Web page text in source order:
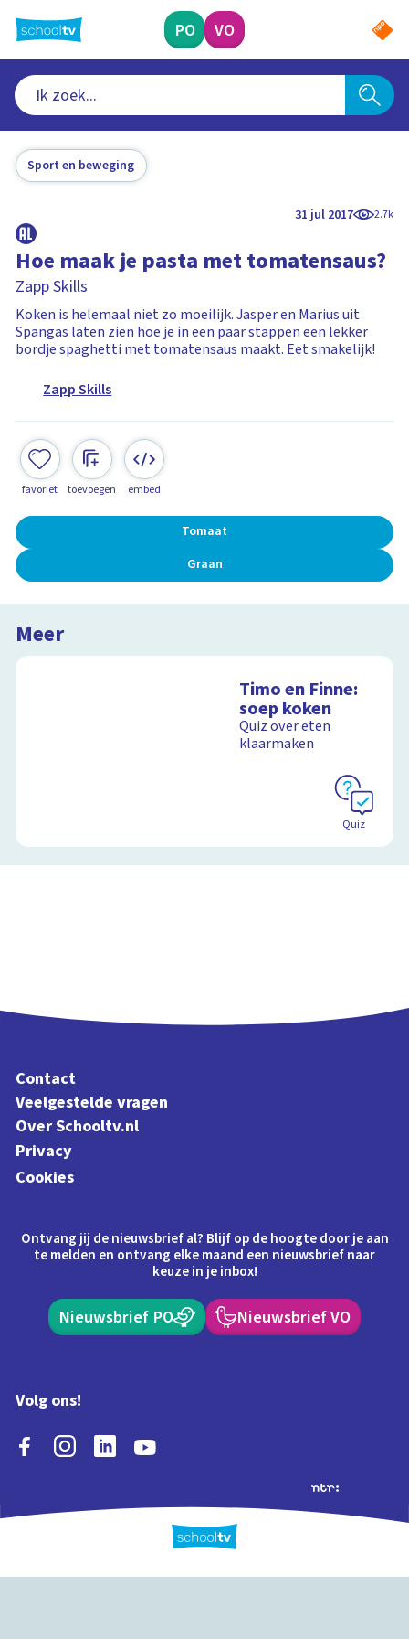
naar
hoofdinhoud
PO VO
Sport en beweging
31 jul 2017 2.7k
Hoe maak je pasta met tomatensaus?
Zapp Skills
Koken is helemaal niet zo moeilijk. Jasper en Marius uit
Spangas laten zien hoe je in een paar stappen een lekker
bordje spaghetti met tomatensaus maakt. Eet smakelijk!
Zapp Skills
favoriet toevoegen embed
Tomaat
Graan
Meer
Timo en Finne:
soep koken
Quiz over eten
klaarmaken
Quiz
Contact
Veelgestelde vragen
Over Schooltv.nl
Privacy
Cookies
Ontvang jij de nieuwsbrief al? Blijf op de hoogte door je aan
te melden en ontvang elke maand een nieuwsbrief naar
keuze in je inbox!
Nieuwsbrief PO Nieuwsbrief VO
Volg ons!